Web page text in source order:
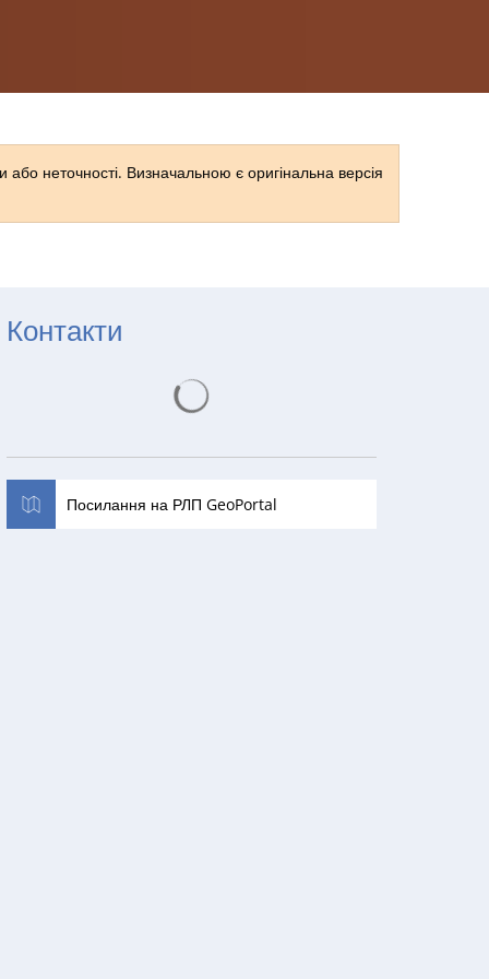
неточності. Визначальною є оригінальна версія
Контакти
Посилання на РЛП GeoPortal